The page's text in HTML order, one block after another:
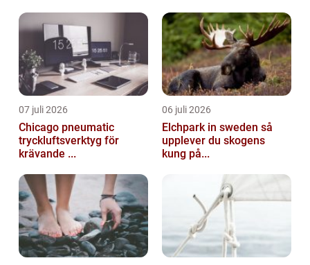
07 juli 2026
Chicago pneumatic
tryckluftsverktyg för
krävande ...
06 juli 2026
Elchpark in sweden så
upplever du skogens
kung på...